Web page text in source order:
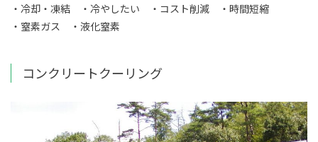
・冷却・凍結 ・冷やしたい ・コスト削減
・時間短縮
・窒素ガス
・液化窒素
コンクリートクーリング